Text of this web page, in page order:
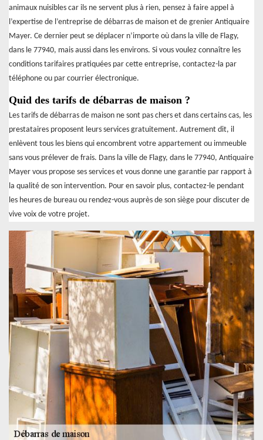
animaux nuisibles car ils ne servent plus à rien, pensez à faire appel à
l’expertise de l’entreprise de débarras de maison et de grenier Antiquaire
Mayer. Ce dernier peut se déplacer n’importe où dans la ville de Flagy,
dans le 77940, mais aussi dans les environs. Si vous voulez connaître les
conditions tarifaires pratiquées par cette entreprise, contactez-la par
téléphone ou par courrier électronique.
Quid des tarifs de débarras de maison ?
Les tarifs de débarras de maison ne sont pas chers et dans certains cas, les
prestataires proposent leurs services gratuitement. Autrement dit, il
enlèvent tous les biens qui encombrent votre appartement ou immeuble
sans vous prélever de frais. Dans la ville de Flagy, dans le 77940, Antiquaire
Mayer vous propose ses services et vous donne une garantie par rapport à
la qualité de son intervention. Pour en savoir plus, contactez-le pendant
les heures de bureau ou rendez-vous auprès de son siège pour discuter de
vive voix de votre projet.